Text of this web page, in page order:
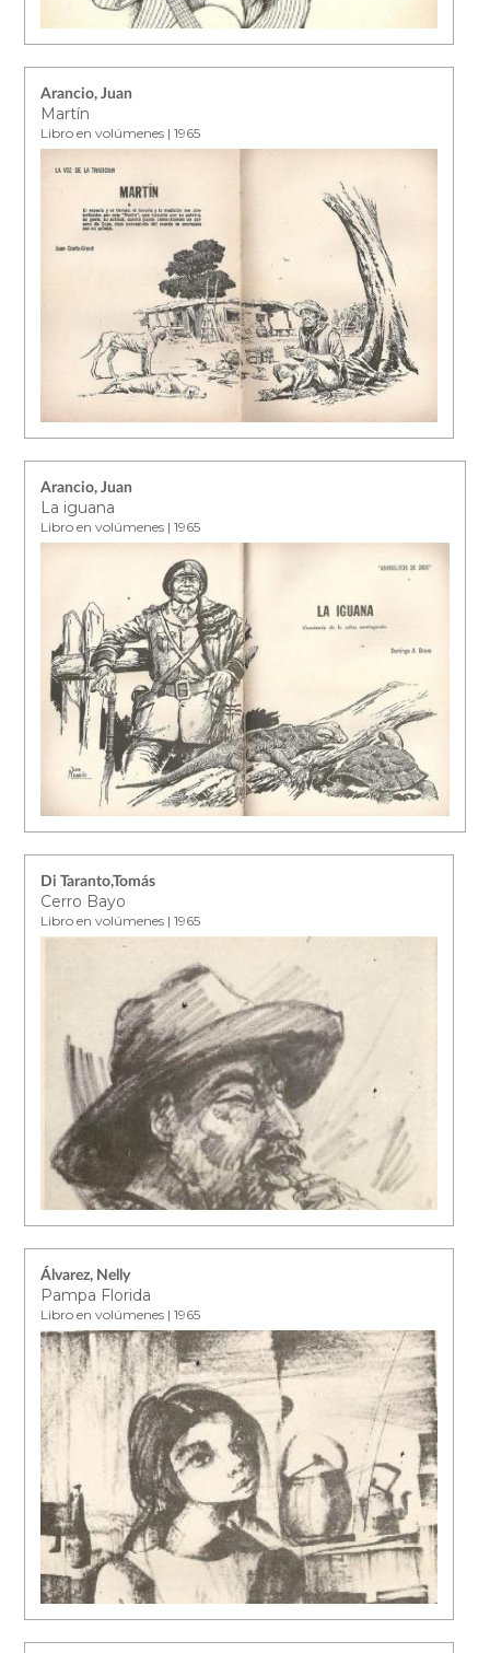
Arancio, Juan
Martín
Libro en volúmenes | 1965
Arancio, Juan
La iguana
Libro en volúmenes | 1965
Di Taranto,Tomás
Cerro Bayo
Libro en volúmenes | 1965
Álvarez, Nelly
Pampa Florida
Libro en volúmenes | 1965